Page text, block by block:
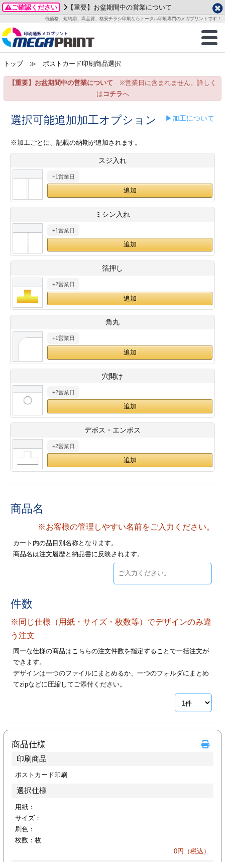
ご確認ください 【重要】お盆期間中の営業について
低価格、短納期、高品質、格安チラシ印刷ならトータル印刷専門のメガプリントです！
商品一覧
グッズ
ステッカー
ックカード印刷
業ツール印刷
＆盛り上げ印刷
ご利用ガイド
お客様へ
いて
方法
/送料について
刷
カード印刷
ックカード名刺
ムカード
型マル型印刷
ード印刷
刷
印刷
印刷
フォルダー
ファイル印刷
ァイル印刷
印刷
リーブ印刷
加工
データ作成ガイド
成前に
ガイド
加工指示ガイド
テンプレート
ード印刷
名刺印刷
ックカード
ード印刷
形マル型
印刷
刷
名刺印刷
印刷
ムカード印刷
フォルダー
ファイル印刷
ァイル印刷
印刷
リーブ
ー印刷
一覧
わせ
り
プル請求
2026年 8月
月
火 水 木 金
土
1
3
4 5 6 7
8
15
24
25 26 27
29
土
1
2 3
9 10 11
12
14
15 16 17 18
19
26
28
29 30
・・休業日
トップ≫ ポストカード印刷商品選択
【重要】お盆期間中の営業について ※営業日に含まれません。詳しく
は コチラへ
選択可能追加加工オプション ▶加工について
※加工ごとに、記載の納期が追加されます。
スジ入れ
+1営業日
ミシン入れ
+1営業日
箔押し
+2営業日
角丸
+1営業日
穴開け
+2営業日
デボス・エンボス
+2営業日
商品名
※お客様の管理しやすい名前をご入力ください。
カート内の品目別名称となります。
商品名は注文履歴と納品書に反映されます。
件数
※同じ仕様（用紙・サイズ・枚数等）でデザインのみ違
う注文
同一な仕様の商品はこちらの注文件数を指定することで一括注文が
できます。
デザインは一つのファイルにまとめるか、一つのフォルダにまとめ
てzipなどに圧縮してご添付ください。
商品仕様
印刷商品
ポストカード印刷
選択仕様
用紙：
サイズ：
刷色：
枚数： 枚
0円（税込）